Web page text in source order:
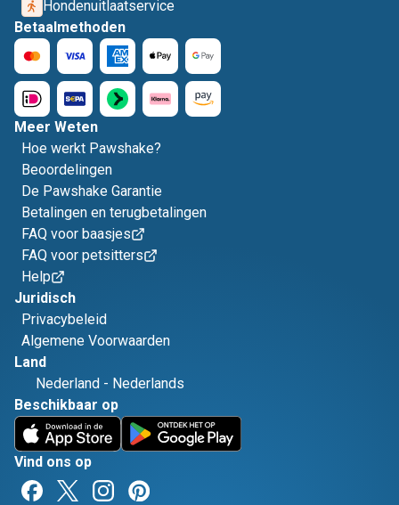
Hondenuitlaatservice
Betaalmethoden
Meer Weten
Hoe werkt Pawshake?
Beoordelingen
De Pawshake Garantie
Betalingen en terugbetalingen
FAQ voor baasjes
FAQ voor petsitters
Help
Juridisch
Privacybeleid
Algemene Voorwaarden
Land
Nederland - Nederlands
Beschikbaar op
Vind ons op